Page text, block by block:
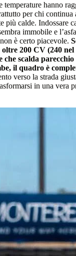
temperature hanno
per chi
più calde. Indossare
immobile e
è certo piacevole.
200 CV (240 nel
che scalda parecchio
il quadro è
verso la strada
in una vera